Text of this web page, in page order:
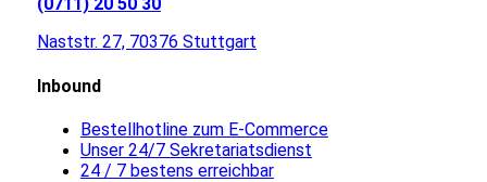
(0711) 20 50 30
Naststr. 27, 70376 Stuttgart
Inbound
Bestellhotline zum E-Commerce
Unser 24/7 Sekretariatsdienst
24 / 7 bestens erreichbar